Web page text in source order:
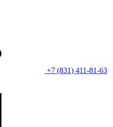
+7 (831) 411-81-63